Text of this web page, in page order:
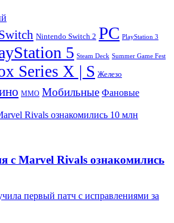
Nintendo Switch 2 PC PlayStation 3
5 Steam Deck Summer Game Fest
Series X | S Железо
ММО Мобильные Фановые
Rivals ознакомились 10 млн
с Marvel Rivals ознакомились
первый патч с исправлениями за